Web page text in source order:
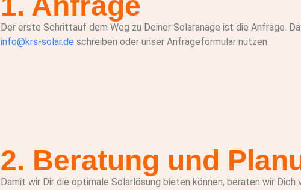
Der erste Schrittauf dem Weg zu Deiner Solaranage ist die Anfrage.
info@krs-solar.de schreiben oder unser Anfrageformular nutzen.
2. Beratung und
Damit wir Dir die optimale Solarlösung bieten können, beraten wir